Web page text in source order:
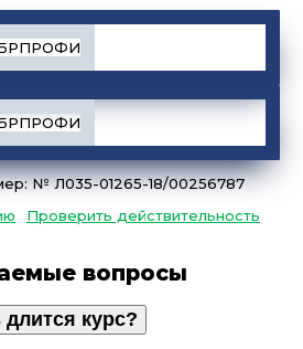
№ Л035-01265-18/00256787
Проверить действительность
вопросы
курс?